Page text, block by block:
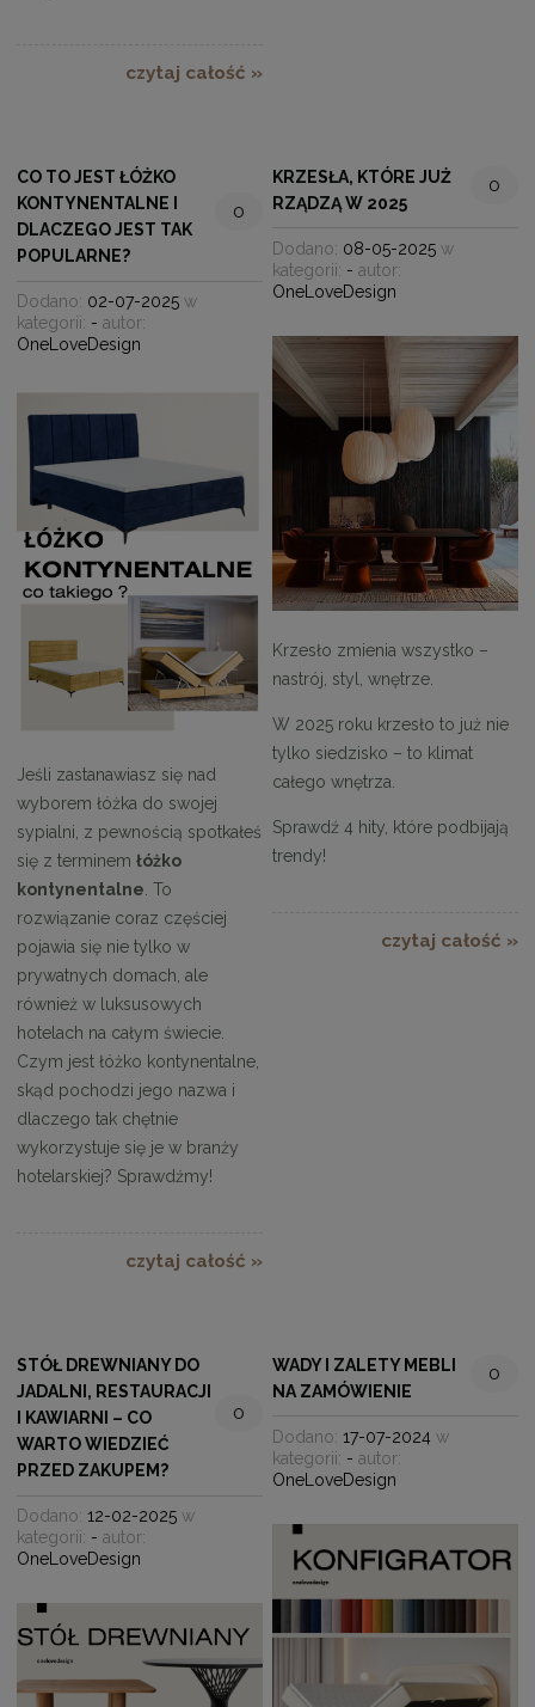
czytaj całość »
CO TO JEST ŁÓŻKO
KONTYNENTALNE I
DLACZEGO JEST TAK
POPULARNE?
0
Dodano: 02-07-2025 w
kategorii: - autor:
OneLoveDesign
Jeśli zastanawiasz się nad
wyborem łóżka do swojej
sypialni, z pewnością spotkałeś
się z terminemłóżko
kontynentalne. To
rozwiązanie coraz częściej
pojawia się nie tylko w
prywatnych domach, ale
również w luksusowych
hotelach na całym świecie.
Czym jest łóżko kontynentalne,
skąd pochodzi jego nazwa i
dlaczego tak chętnie
wykorzystuje się je w branży
hotelarskiej? Sprawdźmy!
czytaj całość »
KRZESŁA, KTÓRE JUŻ
RZĄDZĄ W 2025
0
Dodano: 08-05-2025 w
kategorii: - autor:
OneLoveDesign
Krzesło zmienia wszystko –
nastrój, styl, wnętrze.
W 2025 roku krzesło to już nie
tylko siedzisko – to klimat
całego wnętrza.
Sprawdź 4 hity, które podbijają
trendy!
czytaj całość »
STÓŁ DREWNIANY DO
JADALNI, RESTAURACJI
I KAWIARNI – CO
WARTO WIEDZIEĆ
PRZED ZAKUPEM?
0
Dodano:12-02-2025 w
kategorii: - autor:
OneLoveDesign
WADY I ZALETY MEBLI
NA ZAMÓWIENIE
0
Dodano:17-07-2024 w
kategorii: - autor:
OneLoveDesign